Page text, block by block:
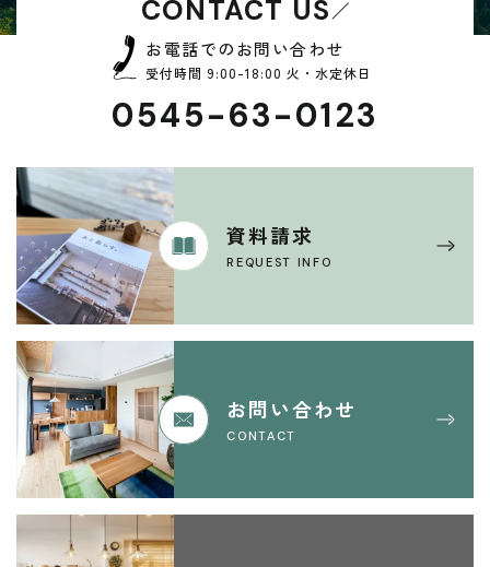
CONTACT US
お電話でのお問い合わせ
受付時間 9:00-18:00 火・水定休日
0545-63-0123
資料請求
REQUEST INFO
お問い合わせ
CONTACT